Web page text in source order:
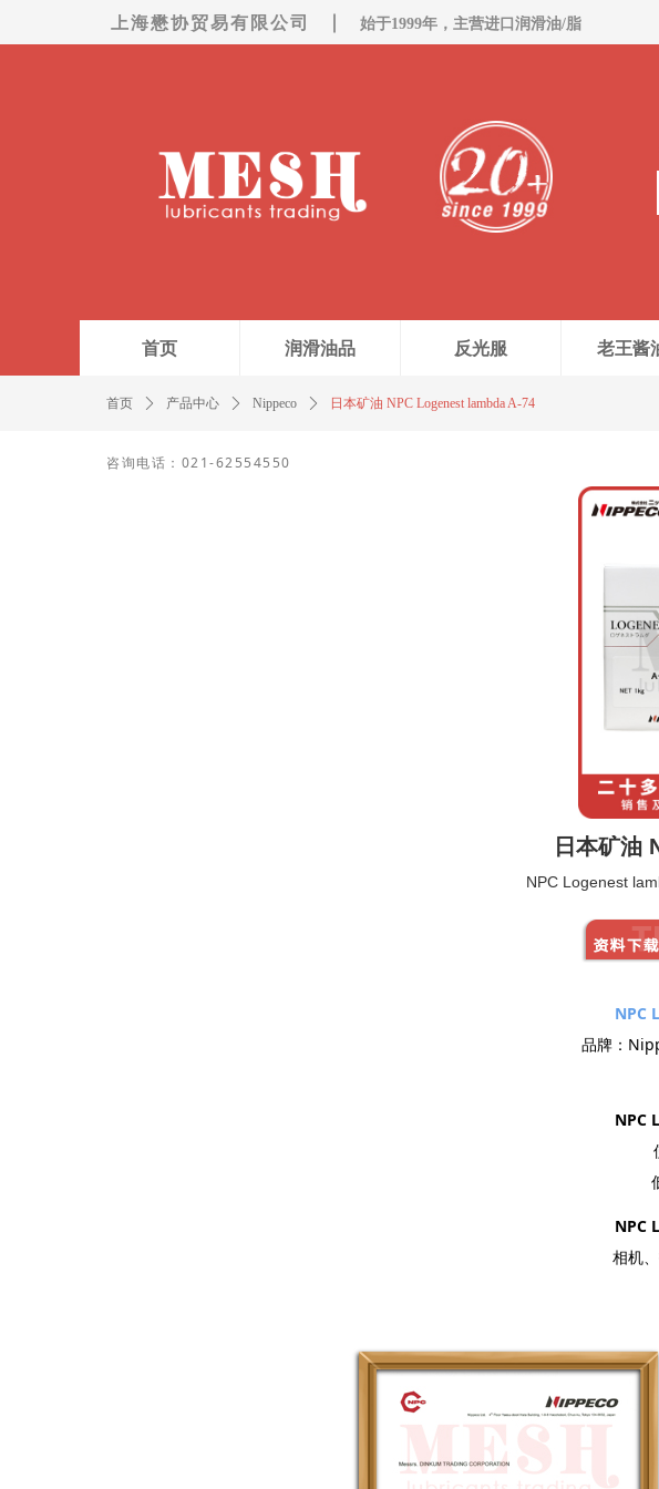
首页 润滑油品 反光服 老王酱
上海懋协贸易有限公司 始于1999年，主营进口润滑油/脂
日本矿油
NPC Logenest
NPC
品牌：
NPC
NPC
相机
首页 ꄲ 产品中心 ꄲ Nippeco ꄲ 日本矿油 NPC Logenest lambda A-74
咨询电话：021-62554550